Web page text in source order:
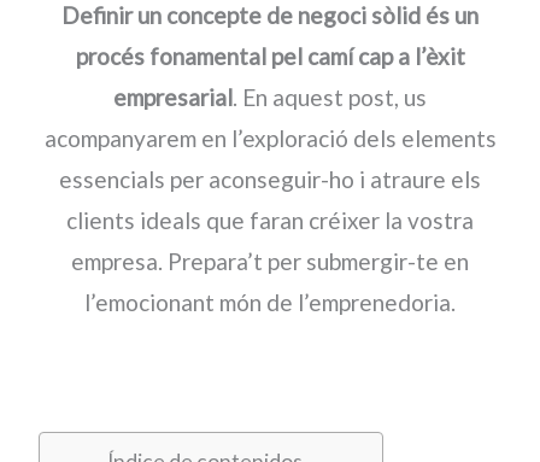
Definir un concepte de negoci sòlid és un
procés fonamental pel camí cap a l’èxit
empresarial. En aquest post, us
acompanyarem en l’exploració dels elements
essencials per aconseguir-ho i atraure els
clients ideals que faran créixer la vostra
empresa. Prepara’t per submergir-te en
l’emocionant món de l’emprenedoria.